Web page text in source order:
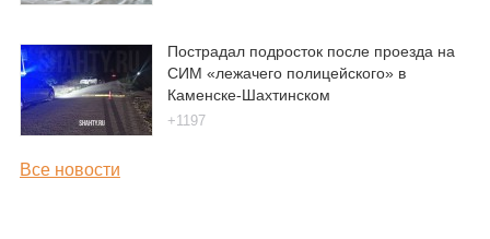
Пострадал подросток после проезда на
СИМ «лежачего полицейского» в
Каменске-Шахтинском
+1197
Все новости